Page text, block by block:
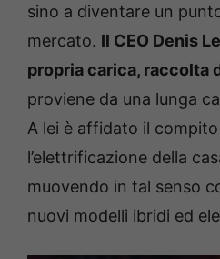
sino a diventare un
mercato. Il CEO Denis
propria carica, raccolta
proviene da una lunga
A lei è affidato il
l’elettrificazione della
muovendo in tal senso
nuovi modelli ibridi ed